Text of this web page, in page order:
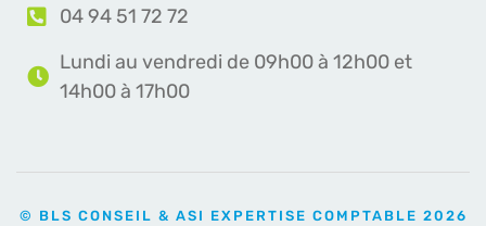
04 94 51 72 72
Lundi au vendredi de 09h00 à 12h00 et
14h00 à 17h00
© BLS CONSEIL & ASI EXPERTISE COMPTABLE 2026